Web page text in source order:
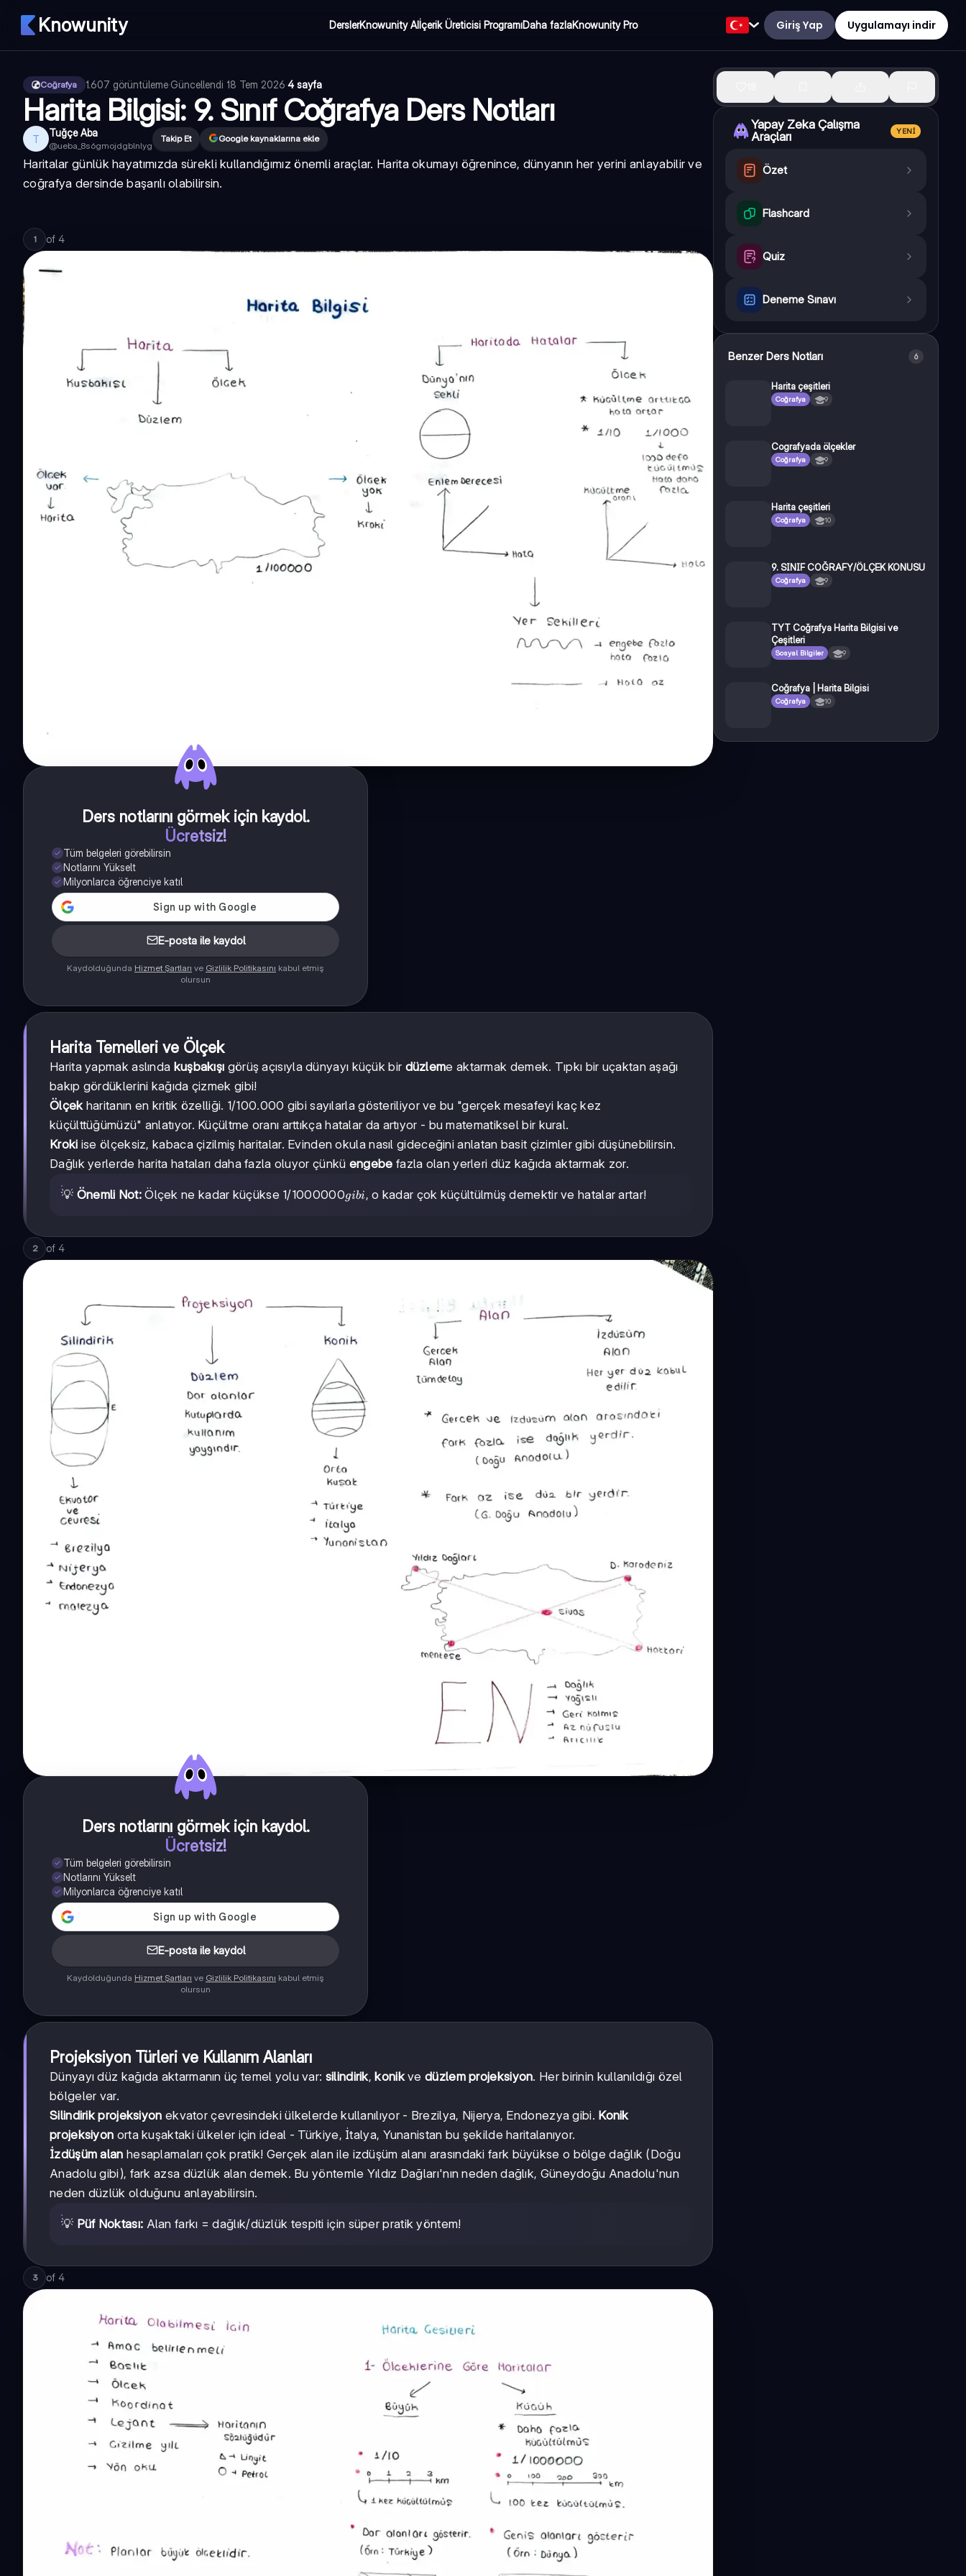
Knowunity DerslerKnowunity AIİçerik Üreticisi ProgramıDaha fazlaKnowunity Pro Giriş Yap Uygulamayı indir
Coğrafya 1.607 görüntüleme·Güncellendi 18 Tem 2026·4 sayfa
Harita Bilgisi: 9. Sınıf Coğrafya Ders Notları
T Tuğçe Aba
@ueba_8s6gmojdgblnlyg
Takip Et Google kaynaklarına ekle
Haritalar günlük hayatımızda sürekli kullandığımız önemli araçlar. Harita okumayı öğrenince, dünyanın her yerini anlayabilir ve
coğrafya dersinde başarılı olabilirsin.
1 of 4
Ders notlarını görmek için kaydol.
Ücretsiz!
Tüm belgeleri görebilirsin
Notlarını Yükselt
Milyonlarca öğrenciye katıl
E-posta ile kaydol
Kaydolduğunda Hizmet Şartları ve Gizlilik Politikasını kabul etmiş
olursun
Harita Temelleri ve Ölçek
Harita yapmak aslında kuşbakışı görüş açısıyla dünyayı küçük bir düzleme aktarmak demek. Tıpkı bir uçaktan aşağı
bakıp gördüklerini kağıda çizmek gibi!
Ölçekharitanın en kritik özelliği. 1/100.000 gibi sayılarla gösteriliyor ve bu "gerçek mesafeyi kaç kez
küçülttüğümüzü" anlatıyor. Küçültme oranı arttıkça hatalar da artıyor - bu matematiksel bir kural.
Kroki ise ölçeksiz, kabaca çizilmiş haritalar. Evinden okula nasıl gideceğini anlatan basit çizimler gibi düşünebilirsin.
Dağlık yerlerde harita hataları daha fazla oluyor çünkü engebe fazla olan yerleri düz kağıda aktarmak zor.
💡 Önemli Not:Ölçek ne kadar küçükse 1/1000000
1/1000000gibi, o kadar çok küçültülmüş demektir ve hatalar artar!
2 of 4
Ders notlarını görmek için kaydol.
Ücretsiz!
Tüm belgeleri görebilirsin
Notlarını Yükselt
Milyonlarca öğrenciye katıl
E-posta ile kaydol
Kaydolduğunda Hizmet Şartları ve Gizlilik Politikasını kabul etmiş
olursun
Projeksiyon Türleri ve Kullanım Alanları
Dünyayı düz kağıda aktarmanın üç temel yolu var: silindirik,konikvedüzlem projeksiyon. Her birinin kullanıldığı özel
bölgeler var.
Silindirik projeksiyon ekvator çevresindeki ülkelerde kullanılıyor - Brezilya, Nijerya, Endonezya gibi. Konik
projeksiyon orta kuşaktaki ülkeler için ideal - Türkiye, İtalya, Yunanistan bu şekilde haritalanıyor.
İzdüşüm alan hesaplamaları çok pratik! Gerçek alan ile izdüşüm alanı arasındaki fark büyükse o bölge dağlık (Doğu
Anadolu gibi), fark azsa düzlük alan demek. Bu yöntemle Yıldız Dağları'nın neden dağlık, Güneydoğu Anadolu'nun
neden düzlük olduğunu anlayabilirsin.
💡 Püf Noktası: Alan farkı = dağlık/düzlük tespiti için süper pratik yöntem!
3 of 4
Yapay Zeka Çalışma
Araçları
YENI
Özet
Flashcard
Quiz
Deneme Sınavı
Benzer Ders Notları 6
Harita çeşitleri
Coğrafya 9
Cografyada ölçekler
Coğrafya 9
Harita çeşitleri
Coğrafya 10
9. SINIF COĞRAFY/ÖLÇEK KONUSU
Coğrafya 9
TYT Coğrafya Harita Bilgisi ve
Çeşitleri
Sosyal Bilgiler 9
Coğrafya | Harita Bilgisi
Coğrafya 10